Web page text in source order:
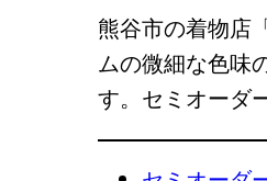
熊谷市の着物店
ムの微細な色味
す。セミオーダ